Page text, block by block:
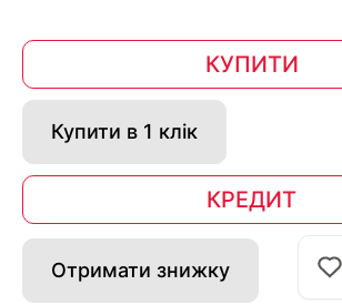
КУПИТИ
Купити в 1 клік
КРЕДИТ
Отримати знижку